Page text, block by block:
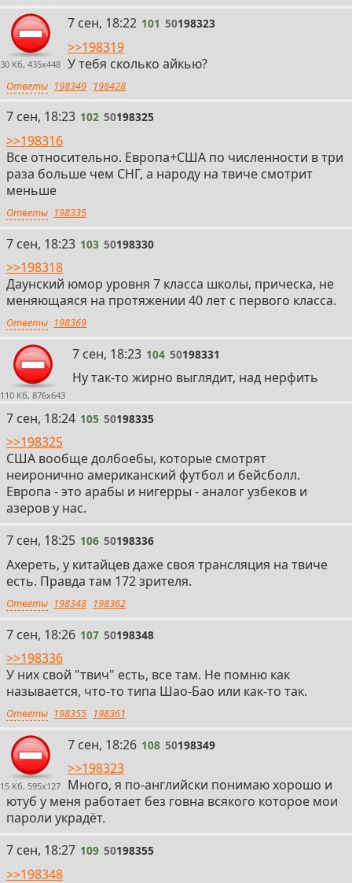
30 Кб, 435x448
101
7 сен, 18:22 101 50198323
>>198319
У тебя сколько айкью?
Ответы 198349 198428
102
7 сен, 18:23 102 50198325
>>198316
Все относительно. Европа+США по численности в три
раза больше чем СНГ, а народу на твиче смотрит
меньше
Ответы 198335
103
7 сен, 18:23 103 50198330
>>198318
Даунский юмор уровня 7 класса школы, прическа, не
меняющаяся на протяжении 40 лет с первого класса.
Ответы 198369
110 Кб, 876x643
104
7 сен, 18:23 104 50198331
Ну так-то жирно выглядит, над нерфить
105
7 сен, 18:24 105 50198335
>>198325
США вообще долбоебы, которые смотрят
неиронично американский футбол и бейсболл.
Европа - это арабы и нигерры - аналог узбеков и
азеров у нас.
106
7 сен, 18:25 106 50198336
Ахереть, у китайцев даже своя трансляция на твиче
есть. Правда там 172 зрителя.
Ответы 198348 198362
107
7 сен, 18:26 107 50198348
>>198336
У них свой "твич" есть, все там. Не помню как
называется, что-то типа Шао-Бао или как-то так.
Ответы 198355 198361
15 Кб, 595x127
108
7 сен, 18:26 108 50198349
>>198323
Много, я по-английски понимаю хорошо и
ютуб у меня работает без говна всякого которое мои
пароли украдёт.
109
7 сен, 18:27 109 50198355
>>198348